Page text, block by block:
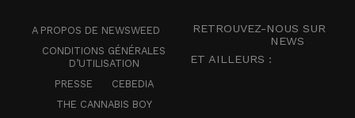
A PROPOS DE NEWSWEED
CONDITIONS GÉNÉRALES
D’UTILISATION
PRESSE
CEBEDIA
THE CANNABIS BOY
RETROUVEZ-NOUS SUR
NEWS
ET AILLEURS :